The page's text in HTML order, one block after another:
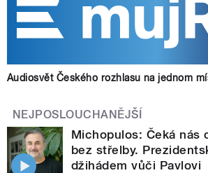
Audiosvět Českého rozhlasu na jednom
NEJPOSLOUCHANĚJŠÍ
Michopulos: Čeká nás
bez střelby.
džihádem vůči Pavlovi